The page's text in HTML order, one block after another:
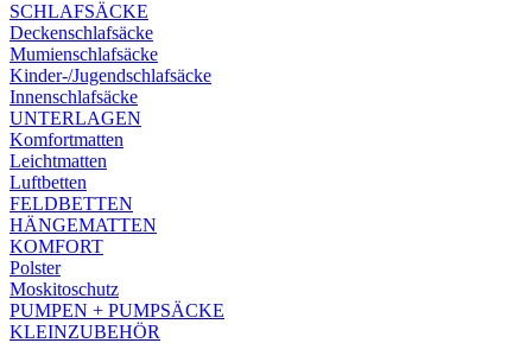
SCHLAFSÄCKE
Deckenschlafsäcke
Mumienschlafsäcke
Kinder-/Jugendschlafsäcke
Innenschlafsäcke
UNTERLAGEN
Komfortmatten
Leichtmatten
Luftbetten
FELDBETTEN
HÄNGEMATTEN
KOMFORT
Polster
Moskitoschutz
PUMPEN + PUMPSÄCKE
KLEINZUBEHÖR